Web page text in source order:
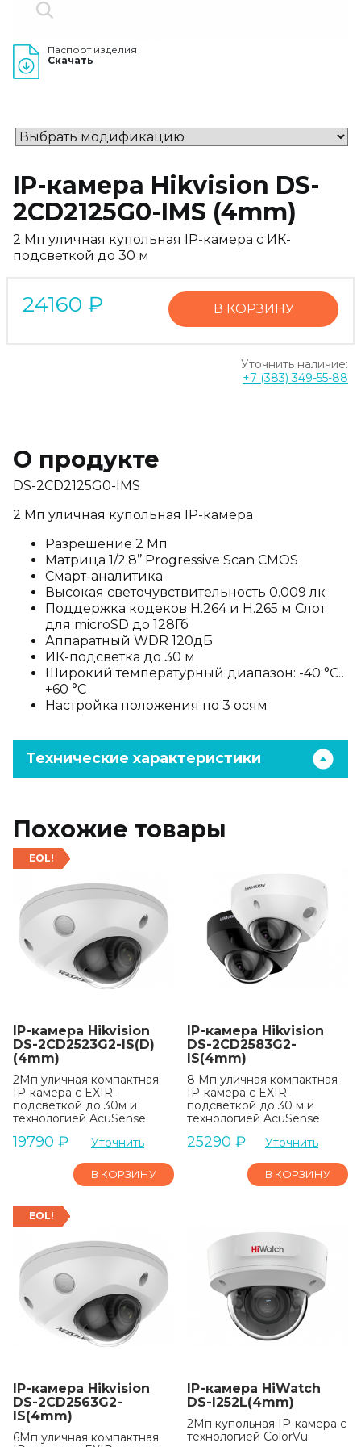
Паспорт изделия
Скачать
IP-камера Hikvision DS-
2CD2125G0-IMS (4mm)
2 Мп уличная купольная IP-камера с ИК-
подсветкой до 30 м
24160 ₽ В КОРЗИНУ
Уточнить наличие:
+7 (383) 349-55-88
О продукте
DS-2CD2125G0-IMS
2 Мп уличная купольная IP-камера
Разрешение 2 Мп
Матрица 1/2.8’’ Progressive Scan CMOS
Смарт-аналитика
Высокая светочувствительность 0.009 лк
Поддержка кодеков H.264 и H.265 м Слот
для microSD до 128Гб
Аппаратный WDR 120дБ
ИК-подсветка до 30 м
Широкий температурный диапазон: -40 °C…
+60 °C
Настройка положения по 3 осям
Технические характеристики
Похожие товары
EOL!
IP-камера Hikvision
DS-2CD2523G2-IS(D)
(4mm)
2Мп уличная компактная
IP-камера с EXIR-
подсветкой до 30м и
технологией AcuSense
19790 ₽ Уточнить
В КОРЗИНУ
IP-камера Hikvision
DS-2CD2583G2-
IS(4mm)
8 Мп уличная компактная
IP-камера с EXIR-
подсветкой до 30 м и
технологией AcuSense
25290 ₽ Уточнить
В КОРЗИНУ
EOL!
IP-камера Hikvision
DS-2CD2563G2-
IS(4mm)
6Мп уличная компактная
IP-камера HiWatch
DS-I252L(4mm)
2Мп купольная IP-камера с
технологией ColorVu